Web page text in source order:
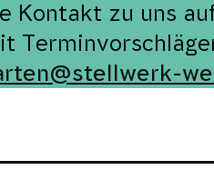
Kontakt zu uns